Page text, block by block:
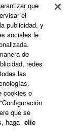
que
el
publicidad, y
sociales le
de
redes
las
cookies o
que se
haga clic